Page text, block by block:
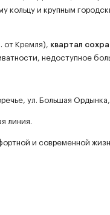
кольцу и крупным
от Кремля), квартал
недоступное
ул. Большая Ордынка,
линия.
и современной